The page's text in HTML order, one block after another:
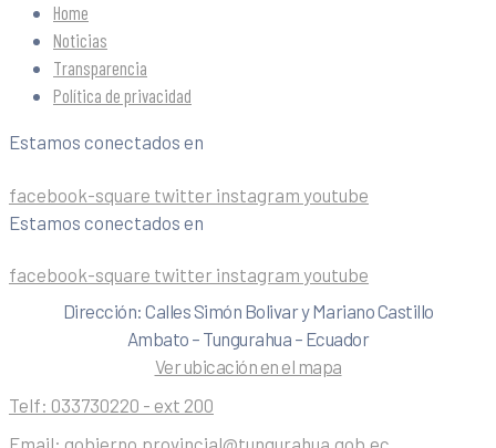
Home
Noticias
Transparencia
Política de privacidad
Estamos conectados en
facebook-square twitter instagram youtube
Estamos conectados en
facebook-square twitter instagram youtube
Dirección: Calles Simón Bolivar y Mariano Castillo
Ambato – Tungurahua – Ecuador
Ver ubicación en el mapa
Telf: 033730220 - ext 200